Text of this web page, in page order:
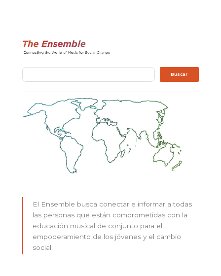
Buscar Buscar
El Ensemble busca conectar e informar a todas
las personas que están comprometidas con la
educación musical de conjunto para el
empoderamiento de los jóvenes y el cambio
social.